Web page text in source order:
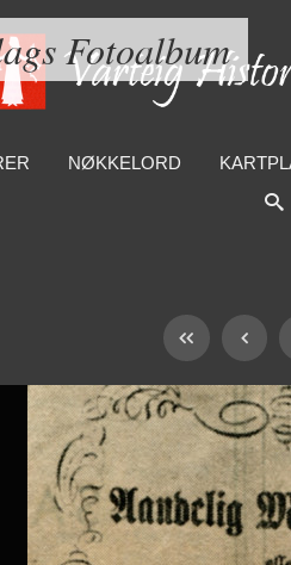
Fotoalbum
NØKKELORD